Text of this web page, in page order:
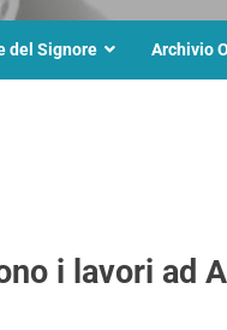
del Signore Archivio
i lavori ad